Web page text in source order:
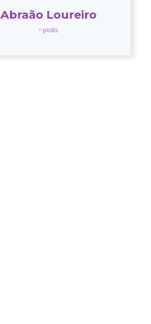
Abraão Loureiro
+ posts